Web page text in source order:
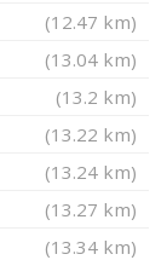
(12.47 km)
(13.04 km)
(13.2 km)
(13.22 km)
(13.24 km)
(13.27 km)
(13.34 km)